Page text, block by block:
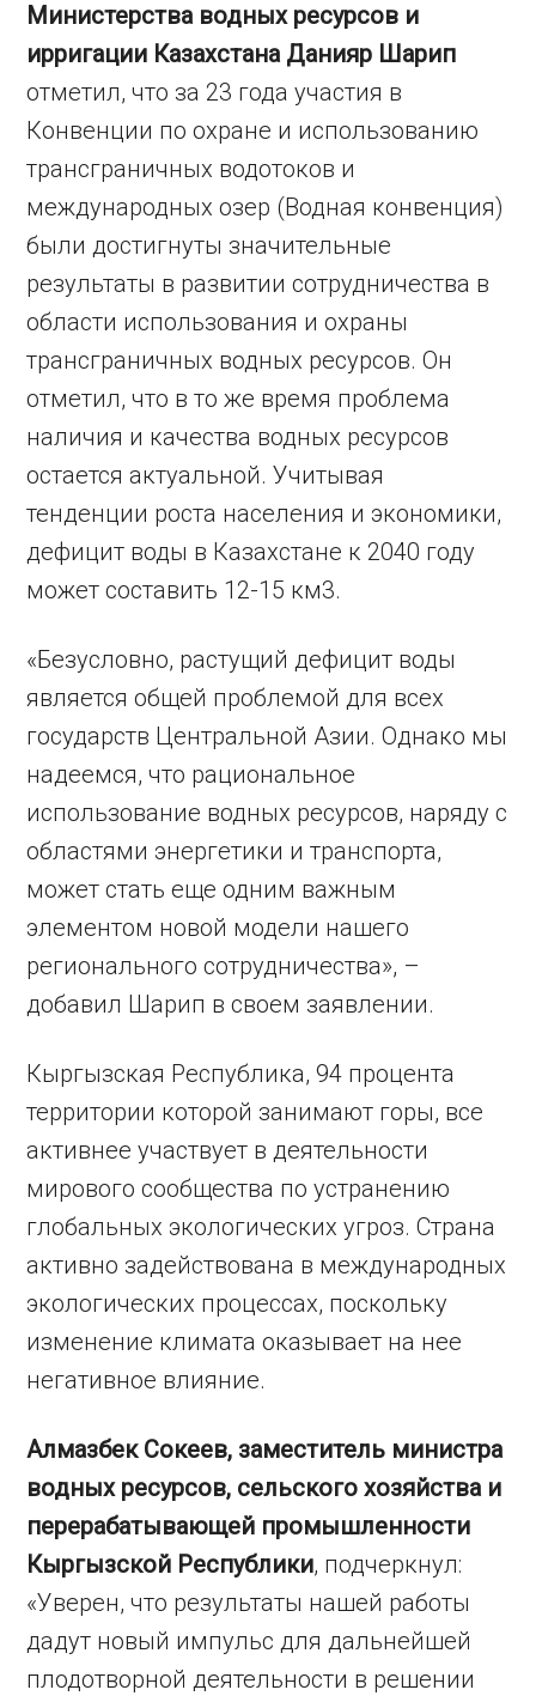
Министерства водных ресурсов и
ирригации Казахстана Данияр Шарип
отметил, что за 23 года участия в
Конвенции по охране и использованию
трансграничных водотоков и
международных озер (Водная конвенция)
были достигнуты значительные
результаты в развитии сотрудничества в
области использования и охраны
трансграничных водных ресурсов. Он
отметил, что в то же время проблема
наличия и качества водных ресурсов
остается актуальной. Учитывая
тенденции роста населения и экономики,
дефицит воды в Казахстане к 2040 году
может составить 12-15 км3.
«Безусловно, растущий дефицит воды
является общей проблемой для всех
государств Центральной Азии. Однако мы
надеемся, что рациональное
использование водных ресурсов, наряду с
областями энергетики и транспорта,
может стать еще одним важным
элементом новой модели нашего
регионального сотрудничества», –
добавил Шарип в своем заявлении.
Кыргызская Республика, 94 процента
территории которой занимают горы, все
активнее участвует в деятельности
мирового сообщества по устранению
глобальных экологических угроз. Страна
активно задействована в международных
экологических процессах, поскольку
изменение климата оказывает на нее
негативное влияние.
Алмазбек Сокеев, заместитель министра
водных ресурсов, сельского хозяйства и
перерабатывающей промышленности
Кыргызской Республики, подчеркнул:
«Уверен, что результаты нашей работы
дадут новый импульс для дальнейшей
плодотворной деятельности в решении